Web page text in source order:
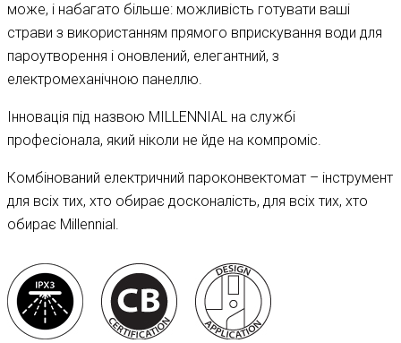
може, і набагато більше: можливість готувати ваші
страви з використанням прямого вприскування води для
пароутворення і оновлений, елегантний, з
електромеханічною панеллю.
Інновація під назвою MILLENNIAL на службі
професіонала, який ніколи не йде на компроміс.
Комбінований електричний пароконвектомат – інструмент
для всіх тих, хто обирає досконалість, для всіх тих, хто
обирає Millennial.